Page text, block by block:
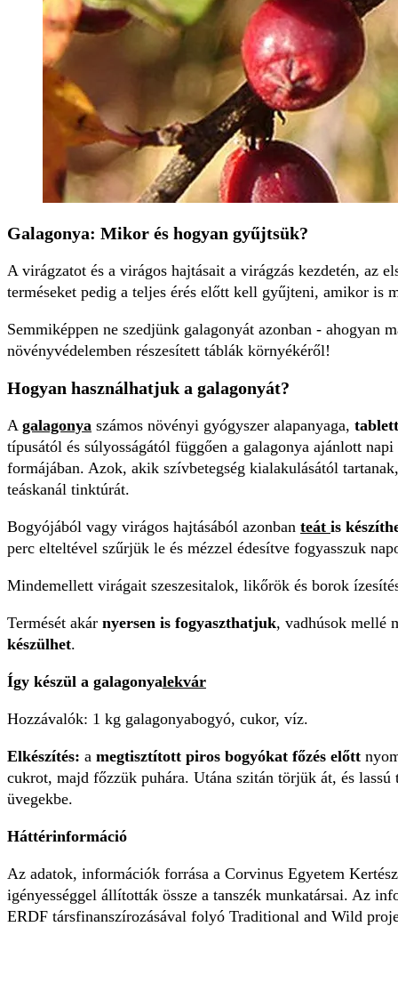
Galagonya: Mikor és hogyan gyűjtsük?
A virágzatot és a virágos hajtásait a virágzás kezdetén, az
terméseket pedig a teljes érés előtt kell gyűjteni, amikor is
Semmiképpen ne szedjünk galagonyát azonban - ahogyan
növényvédelemben részesített táblák környékéről!
Hogyan használhatjuk a galagonyát?
A galagonya számos növényi gyógyszer alapanyaga,
típusától és súlyosságától függően a galagonya ajánlott
formájában. Azok, akik szívbetegség kialakulásától
teáskanál tinktúrát.
Bogyójából vagy virágos hajtásából azonban teát is
perc elteltével szűrjük le és mézzel édesítve fogyasszuk
Mindemellett virágait szeszesitalok, likőrök és borok
Termését akár nyersen is fogyaszthatjuk, vadhúsok mellé
készülhet.
Így készül a galagonyalekvár
Hozzávalók: 1 kg galagonyabogyó, cukor, víz.
Elkészítés: a megtisztított piros bogyókat főzés előtt
cukrot, majd főzzük puhára. Utána szitán törjük át, és
üvegekbe.
Háttérinformáció
Az adatok, információk forrása a Corvinus Egyetem
igényességgel állították össze a tanszék munkatársai. Az
ERDF társfinanszírozásával folyó Traditional and Wild